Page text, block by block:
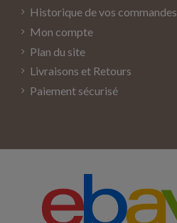
Historique de vos commandes
Mon compte
Plan du site
Livraisons et Retours
Paiement sécurisé